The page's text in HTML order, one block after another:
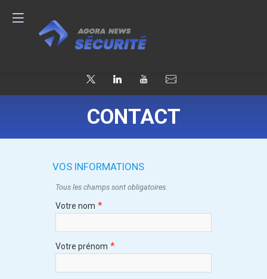
CONTACT
VOS INFORMATIONS
Tous les champs sont obligatoires.
Votre nom *
Votre prénom *